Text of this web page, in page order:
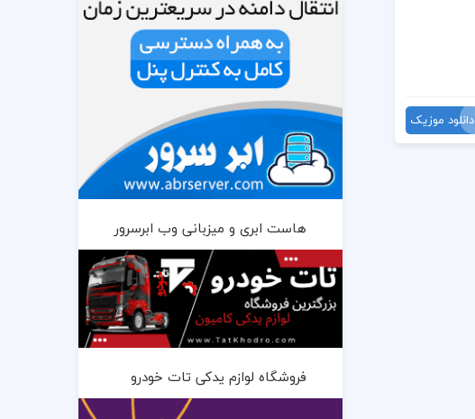
دانلود موزیک
هاست ابری و میزبانی وب ابرسرور
فروشگاه لوازم یدکی تات خودرو